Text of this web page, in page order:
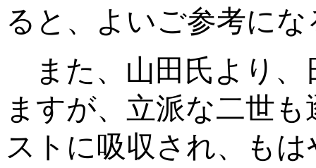
ると、よいご参考に
また、山田氏より、
ますが、立派な二世
ストに吸収され、も